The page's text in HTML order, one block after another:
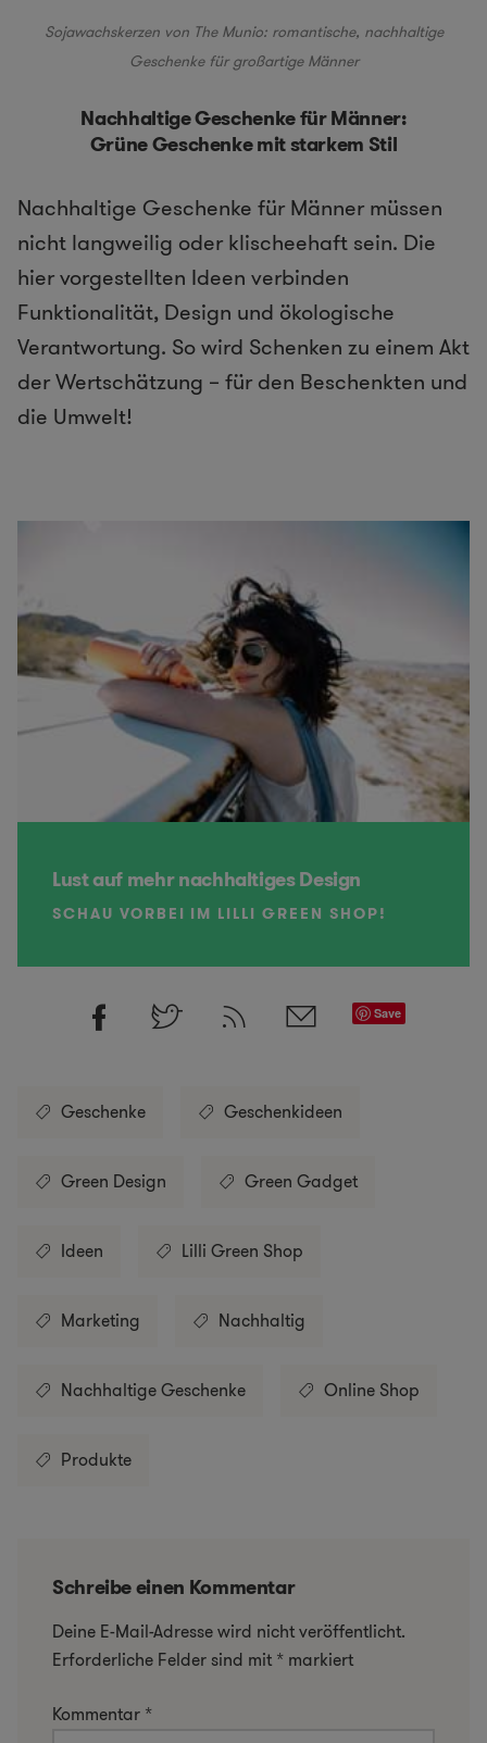
Sojawachskerzen von The Munio: romantische, nachhaltige
Geschenke für großartige Männer
Nachhaltige Geschenke für Männer:
Grüne Geschenke mit starkem Stil
Nachhaltige Geschenke für Männer müssen
nicht langweilig oder klischeehaft sein. Die
hier vorgestellten Ideen verbinden
Funktionalität, Design und ökologische
Verantwortung. So wird Schenken zu einem Akt
der Wertschätzung – für den Beschenkten und
die Umwelt!
Lust auf mehr nachhaltiges Design
SCHAU VORBEI IM LILLI GREEN SHOP!
Save
Geschenke Geschenkideen
Green Design Green Gadget
Ideen Lilli Green Shop
Marketing Nachhaltig
Nachhaltige Geschenke Online Shop
Produkte
Schreibe einen Kommentar
Deine E-Mail-Adresse wird nicht veröffentlicht.
Erforderliche Felder sind mit * markiert
Kommentar *